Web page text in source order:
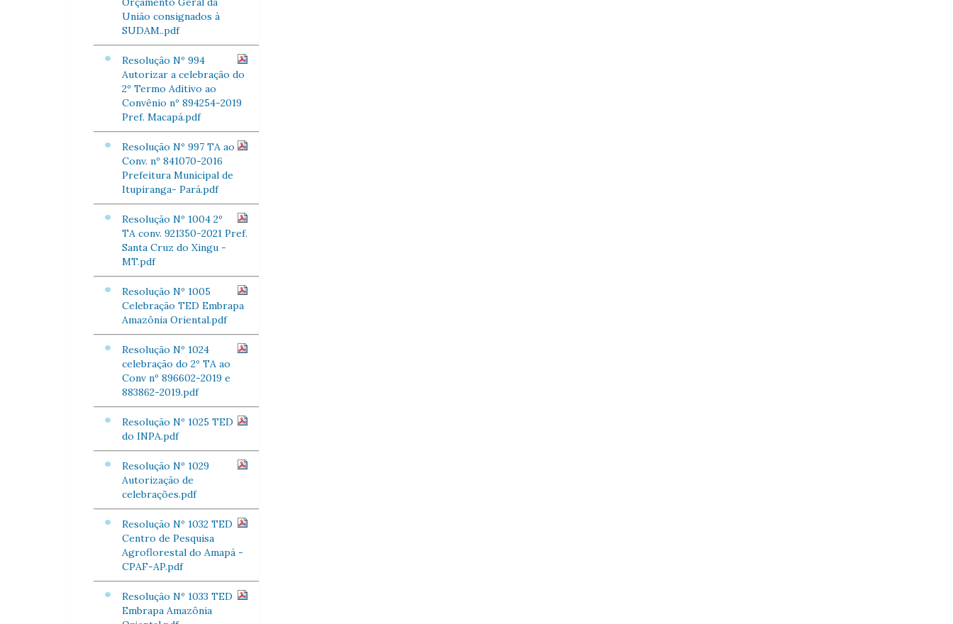
União consignados à
SUDAM..pdf
Resolução Nº 994
Autorizar a celebração do
2º Termo Aditivo ao
Convênio nº 894254-2019
Pref. Macapá.pdf
Resolução Nº 997 TA ao
Conv. nº 841070-2016
Prefeitura Municipal de
Itupiranga- Pará.pdf
Resolução Nº 1004 2º
TA conv. 921350-2021 Pref.
Santa Cruz do Xingu -
MT.pdf
Resolução Nº 1005
Celebração TED Embrapa
Amazônia Oriental.pdf
Resolução Nº 1024
celebração do 2º TA ao
Conv nº 896602-2019 e
883862-2019.pdf
Resolução Nº 1025 TED
do INPA.pdf
Resolução Nº 1029
Autorização de
celebrações.pdf
Resolução Nº 1032 TED
Centro de Pesquisa
Agroflorestal do Amapá -
CPAF-AP.pdf
Resolução Nº 1033 TED
Embrapa Amazônia